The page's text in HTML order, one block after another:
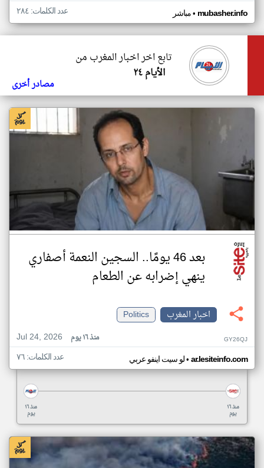
مباشر• mubasher.info عدد الكلمات: ٢٨٤
تابع اخر اخبار المغرب من
الأيام ٢٤
مصادر أخرى
بعد 46 يومًا.. السجين النعمة أصفاري
ينهي إضرابه عن الطعام
اخبار المغرب
Politics
Jul 24, 2026
منذ ١٦ يوم GY26QJ
لو سيت اينفو عربي• ar.lesiteinfo.com عدد الكلمات: ٧٦
منذ ١٦
يوم
منذ ١٦
يوم